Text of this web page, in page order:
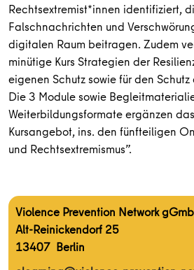
Rechtsextremist*innen identifiziert,
Falschnachrichten und
digitalen Raum beitragen. Zudem
minütige Kurs Strategien der
eigenen Schutz sowie für den Schutz
Die 3 Module sowie
Weiterbildungsformate ergänzen
Kursangebot, ins. den fünfteiligen
und Rechtsextremismus”.
Violence Prevention Network
Alt-Reinickendorf 25
13407 Berlin